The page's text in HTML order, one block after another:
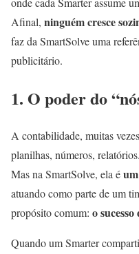
Afinal, ninguém cresce
faz da SmartSolve uma
publicitário.
1. O poder do
A contabilidade, muitas
planilhas, números, relatórios.
Mas na SmartSolve, ela é
atuando como parte de um
propósito comum: o
Quando um Smarter